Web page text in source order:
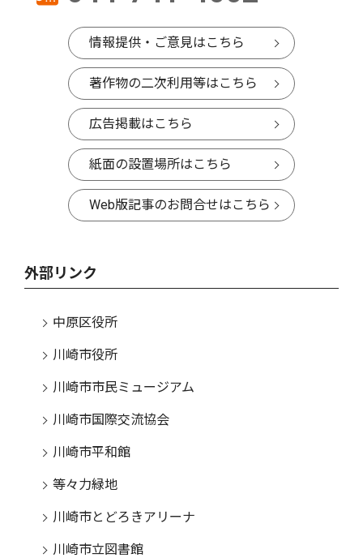
情報提供・ご意見はこちら
著作物の二次利用等はこちら
広告掲載はこちら
紙面の設置場所はこちら
Web版記事のお問合せはこちら
外部リンク
中原区役所
川崎市役所
川崎市市民ミュージアム
川崎市国際交流協会
川崎市平和館
等々力緑地
川崎市とどろきアリーナ
川崎市立図書館